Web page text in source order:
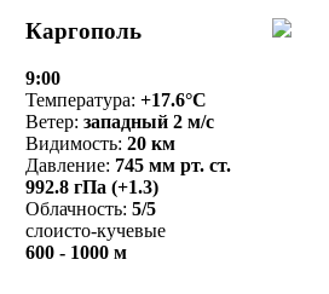
Каргополь
9:00
Температура: +17.6°C
Ветер: западный 2 м/с
Видимость: 20 км
Давление: 745 мм рт. ст.
992.8 гПа (+1.3)
Облачность: 5/5
слоисто-кучевые
600 - 1000 м